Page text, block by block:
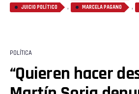
JUICIO POLÍTICO , MARCELA PAGANO ,
POLÍTICA
“Quieren hacer